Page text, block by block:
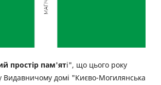
простір пам'яті", що цього року
Видавничому домі "Києво-Могилянська